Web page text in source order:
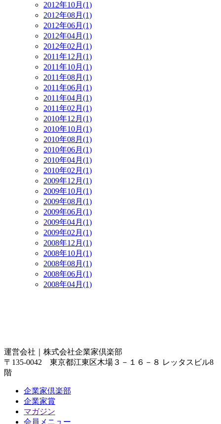
2012年10月(1)
2012年08月(1)
2012年06月(1)
2012年04月(1)
2012年02月(1)
2011年12月(1)
2011年10月(1)
2011年08月(1)
2011年06月(1)
2011年04月(1)
2011年02月(1)
2010年12月(1)
2010年10月(1)
2010年08月(1)
2010年06月(1)
2010年04月(1)
2010年02月(1)
2009年12月(1)
2009年10月(1)
2009年08月(1)
2009年06月(1)
2009年04月(1)
2009年02月(1)
2008年12月(1)
2008年10月(1)
2008年08月(1)
2008年06月(1)
2008年04月(1)
運営会社｜ 株式会社企業家倶楽部
〒135-0042 東京都江東区木場３－１６－８ レッタスビル8
階
企業家倶楽部
企業家賞
マガジン
会員メニュー